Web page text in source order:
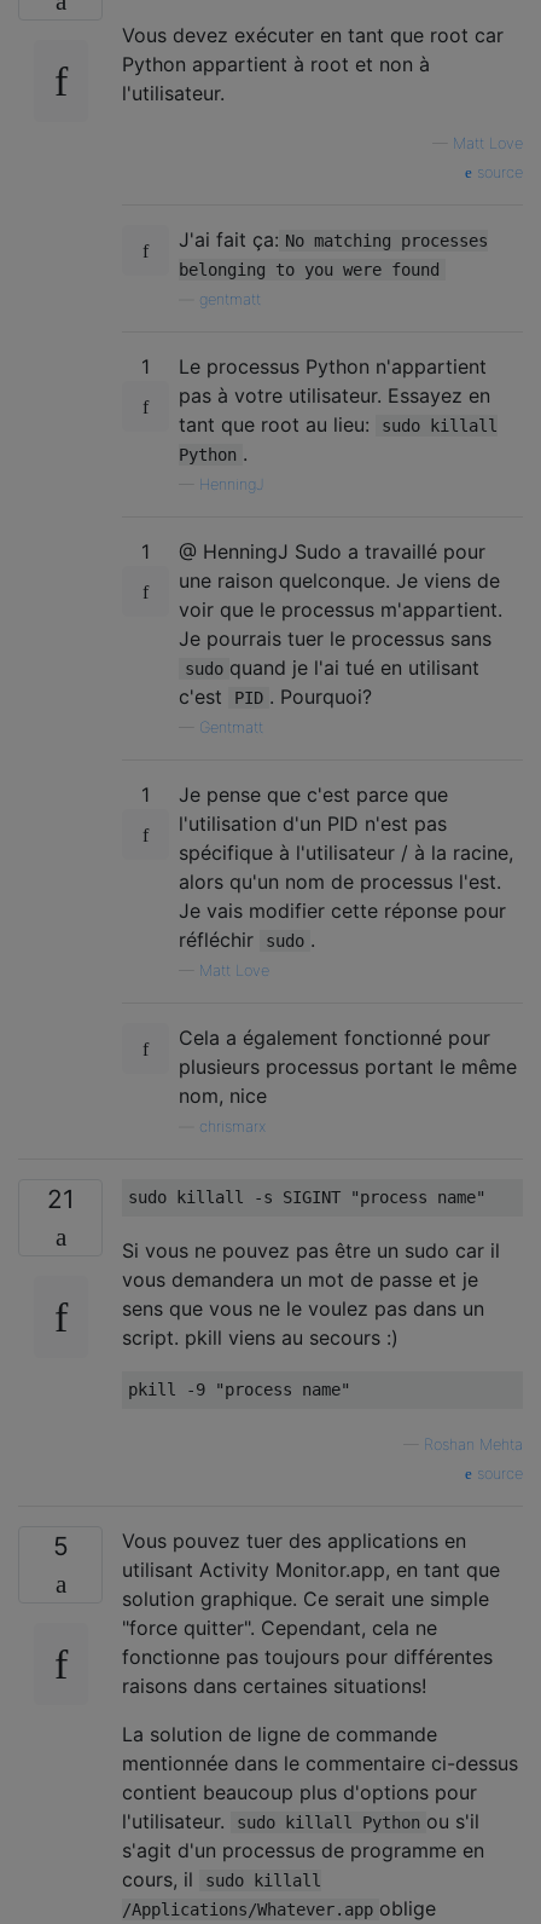
Vous devez exécuter en tant que root car
Python appartient à root et non à
l'utilisateur.
Matt Love
source
J'ai fait ça: No matching processes
belonging to you were found
gentmatt
1
Le processus Python n'appartient
pas à votre utilisateur. Essayez en
tant que root au lieu:
sudo killall
Python .
HenningJ
1
@ HenningJ Sudo a travaillé pour
une raison quelconque. Je viens de
voir que le processus m'appartient.
Je pourrais tuer le processus sans
sudo quand je l'ai tué en utilisant
c'est
PID . Pourquoi?
Gentmatt
1
Je pense que c'est parce que
l'utilisation d'un PID n'est pas
spécifique à l'utilisateur / à la racine,
alors qu'un nom de processus l'est.
Je vais modifier cette réponse pour
réfléchir
sudo .
Matt Love
Cela a également fonctionné pour
plusieurs processus portant le même
nom, nice
chrismarx
21 sudo killall -s SIGINT "process name"
Si vous ne pouvez pas être un sudo car il
vous demandera un mot de passe et je
sens que vous ne le voulez pas dans un
script. pkill viens au secours :)
pkill -9 "process name"
Roshan Mehta
source
5
Vous pouvez tuer des applications en
utilisant Activity Monitor.app, en tant que
solution graphique. Ce serait une simple
"force quitter". Cependant, cela ne
fonctionne pas toujours pour différentes
raisons dans certaines situations!
La solution de ligne de commande
mentionnée dans le commentaire ci-dessus
contient beaucoup plus d'options pour
l'utilisateur.
sudo killall Python ou s'il
s'agit d'un processus de programme en
cours, il
sudo killall
/Applications/Whatever.app oblige